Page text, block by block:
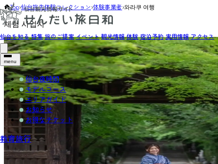
仙台を知る 特集 旅のご提案 イベント 観光情報 体験 宿泊予約 実用情報 アクセス
menu
仙台夜時間
モデルコース
エリアガイド
お知らせ
お得なチケット
教育旅行
Top›仙台旅先体験コレクション›体験事業者›와라쿠 여행
체험 사업자